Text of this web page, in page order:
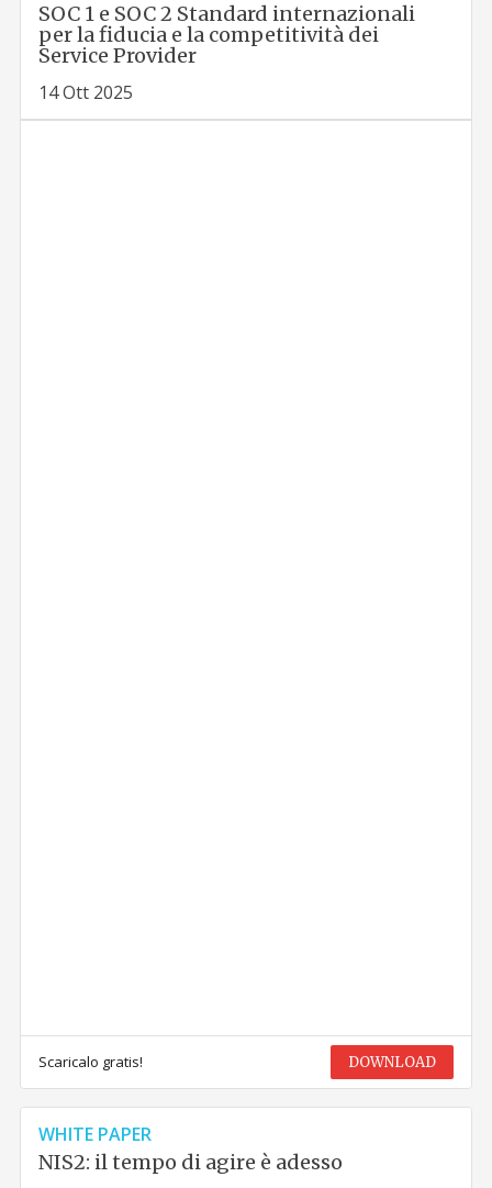
SOC 1 e SOC 2 Standard internazionali
per la fiducia e la competitività dei
Service Provider
14 Ott 2025
Scaricalo gratis! DOWNLOAD
WHITE PAPER
NIS2: il tempo di agire è adesso